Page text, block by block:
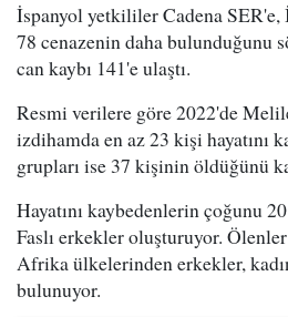
İspanyol yetkililer Cadena SER'e,
78 cenazenin daha bulunduğunu
can kaybı 141'e ulaştı.
Resmi verilere göre 2022'de
izdihamda en az 23 kişi hayatını
grupları ise 37 kişinin öldüğünü
Hayatını kaybedenlerin çoğunu
Faslı erkekler oluşturuyor.
Afrika ülkelerinden erkekler,
bulunuyor.